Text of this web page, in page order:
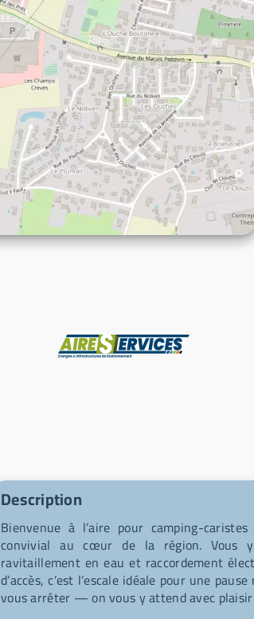
Fabricant
Description
Bienvenue à l’aire pour camping-
convivial au cœur de la région. Vous
ravitaillement en eau et raccordement
d’accès, c’est l’escale idéale pour une
vous arrêter — on vous y attend avec